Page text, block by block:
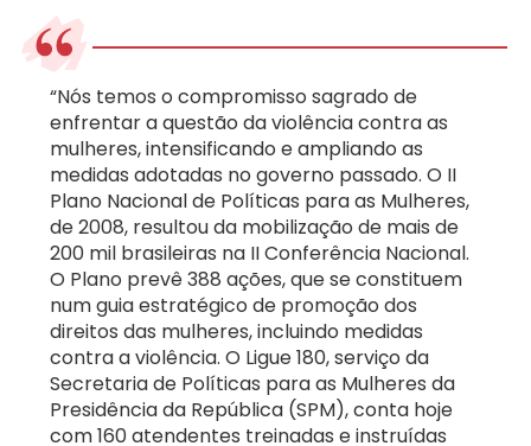
“Nós temos o compromisso sagrado de
enfrentar a questão da violência contra as
mulheres, intensificando e ampliando as
medidas adotadas no governo passado. O II
Plano Nacional de Políticas para as Mulheres,
de 2008, resultou da mobilização de mais de
200 mil brasileiras na II Conferência Nacional.
O Plano prevê 388 ações, que se constituem
num guia estratégico de promoção dos
direitos das mulheres, incluindo medidas
contra a violência. O Ligue 180, serviço da
Secretaria de Políticas para as Mulheres da
Presidência da República (SPM), conta hoje
com 160 atendentes treinadas e instruídas